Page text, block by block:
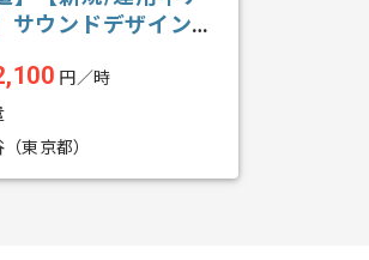
サウンドデザインの
円／時
（東京都）